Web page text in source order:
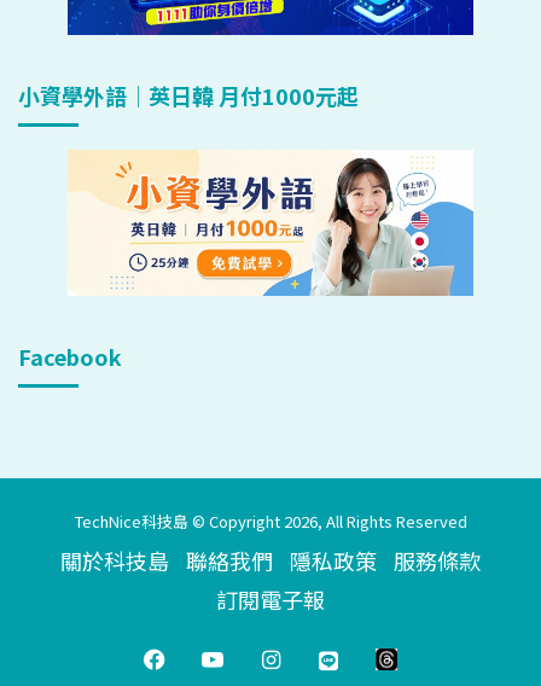
小資學外語｜英日韓 月付1000元起
Facebook
TechNice科技島 © Copyright 2026, All Rights Reserved
關於科技島 聯絡我們 隱私政策 服務條款
訂閱電子報